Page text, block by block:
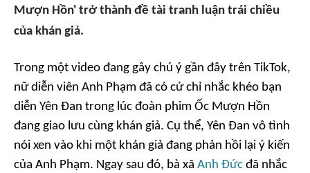
Mượn Hồn' trở thành đề tài tranh luận trái chiều
của khán giả.
Trong một video đang gây chú ý gần đây trên TikTok,
nữ diễn viên Anh Phạm đã có cử chỉ nhắc khéo bạn
diễn Yên Đan trong lúc đoàn phim Ốc Mượn Hồn
đang giao lưu cùng khán giả. Cụ thể, Yên Đan vô tình
nói xen vào khi một khán giả đang phản hồi lại ý kiến
của Anh Phạm. Ngay sau đó, bà xã Anh Đức đã nhắc